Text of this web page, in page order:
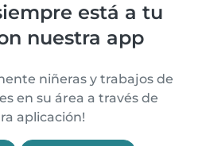
está a tu
nuestra app
niñeras y trabajos de
en su área a través de
aplicación!